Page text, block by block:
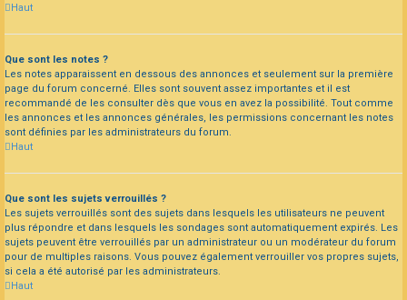
Haut
Que sont les notes ?
Les notes apparaissent en dessous des annonces et seulement sur la première
page du forum concerné. Elles sont souvent assez importantes et il est
recommandé de les consulter dès que vous en avez la possibilité. Tout comme
les annonces et les annonces générales, les permissions concernant les notes
sont définies par les administrateurs du forum.
Haut
Que sont les sujets verrouillés ?
Les sujets verrouillés sont des sujets dans lesquels les utilisateurs ne peuvent
plus répondre et dans lesquels les sondages sont automatiquement expirés. Les
sujets peuvent être verrouillés par un administrateur ou un modérateur du forum
pour de multiples raisons. Vous pouvez également verrouiller vos propres sujets,
si cela a été autorisé par les administrateurs.
Haut